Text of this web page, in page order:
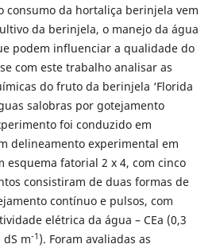
consumo da hortaliça berinjela vem
da berinjela, o manejo da água
podem influenciar a qualidade do
com este trabalho analisar as
do fruto da berinjela ‘Florida
salobras por gotejamento
foi conduzido em
delineamento experimental em
esquema fatorial 2 x 4, com cinco
consistiram de duas formas de
contínuo e pulsos, com
elétrica da água – CEa (0,3
dS m-1 ). Foram avaliadas as